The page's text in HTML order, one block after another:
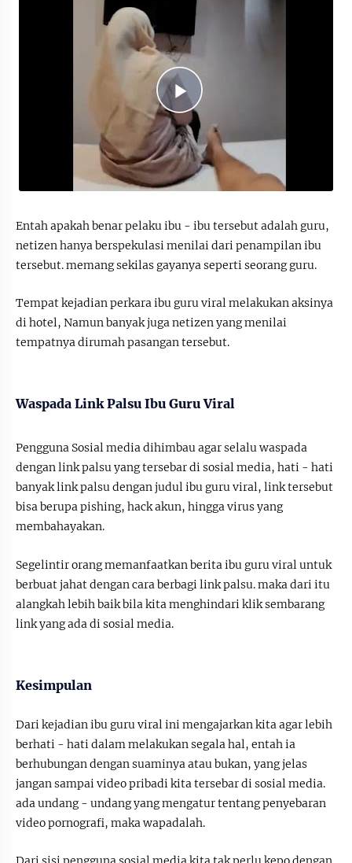
Entah apakah benar pelaku ibu - ibu tersebut adalah guru,
netizen hanya berspekulasi menilai dari penampilan ibu
tersebut. memang sekilas gayanya seperti seorang guru.
Tempat kejadian perkara ibu guru viral melakukan aksinya
di hotel, Namun banyak juga netizen yang menilai
tempatnya dirumah pasangan tersebut.
Waspada Link Palsu Ibu Guru Viral
Pengguna Sosial media dihimbau agar selalu waspada
dengan link palsu yang tersebar di sosial media, hati - hati
banyak link palsu dengan judul ibu guru viral, link tersebut
bisa berupa pishing, hack akun, hingga virus yang
membahayakan.
Segelintir orang memanfaatkan berita ibu guru viral untuk
berbuat jahat dengan cara berbagi link palsu. maka dari itu
alangkah lebih baik bila kita menghindari klik sembarang
link yang ada di sosial media.
Kesimpulan
Dari kejadian ibu guru viral ini mengajarkan kita agar lebih
berhati - hati dalam melakukan segala hal, entah ia
berhubungan dengan suaminya atau bukan, yang jelas
jangan sampai video pribadi kita tersebar di sosial media.
ada undang - undang yang mengatur tentang penyebaran
video pornografi, maka wapadalah.